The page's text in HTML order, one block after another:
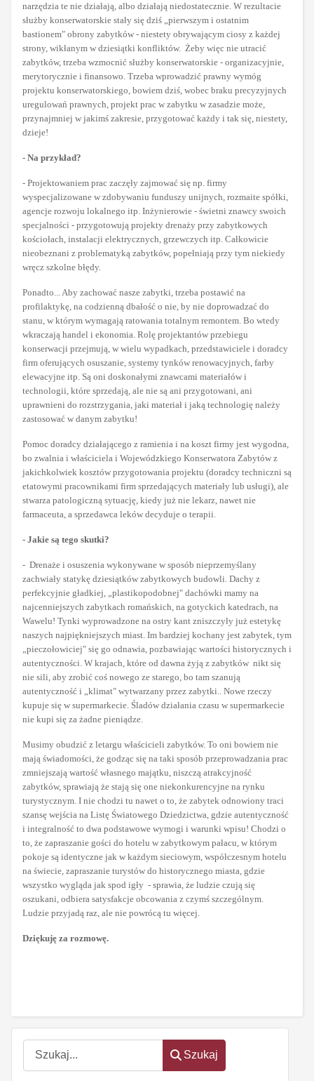
Szukaj
Szukaj
narzędzia te nie działają, albo działają niedostatecznie. W rezultacie
służby konserwatorskie stały się dziś „pierwszym i ostatnim
bastionem" obrony zabytków - niestety obrywającym ciosy z każdej
strony, wikłanym w dziesiątki konfliktów. Żeby więc nie utracić
zabytków, trzeba wzmocnić służby konserwatorskie - organizacyjnie,
merytorycznie i finansowo. Trzeba wprowadzić prawny wymóg
projektu konserwatorskiego, bowiem dziś, wobec braku precyzyjnych
uregulowań prawnych, projekt prac w zabytku w zasadzie może,
przynajmniej w jakimś zakresie, przygotować każdy i tak się, niestety,
dzieje!
- Na przykład?
- Projektowaniem prac zaczęły zajmować się np. firmy
wyspecjalizowane w zdobywaniu funduszy unijnych, rozmaite spółki,
agencje rozwoju lokalnego itp. Inżynierowie - świetni znawcy swoich
specjalności - przygotowują projekty drenaży przy zabytkowych
kościołach, instalacji elektrycznych, grzewczych itp. Całkowicie
nieobeznani z problematyką zabytków, popełniają przy tym niekiedy
wręcz szkolne błędy.
Ponadto... Aby zachować nasze zabytki, trzeba postawić na
profilaktykę, na codzienną dbałość o nie, by nie doprowadzać do
stanu, w którym wymagają ratowania totalnym remontem. Bo wtedy
wkraczają handel i ekonomia. Rolę projektantów przebiegu
konserwacji przejmują, w wielu wypadkach, przedstawiciele i doradcy
firm oferujących osuszanie, systemy tynków renowacyjnych, farby
elewacyjne itp. Są oni doskonałymi znawcami materiałów i
technologii, które sprzedają, ale nie są ani przygotowani, ani
uprawnieni do rozstrzygania, jaki materiał i jaką technologię należy
zastosować w danym zabytku!
Pomoc doradcy działającego z ramienia i na koszt firmy jest wygodna,
bo zwalnia i właściciela i Wojewódzkiego Konserwatora Zabytów z
jakichkolwiek kosztów przygotowania projektu (doradcy techniczni są
etatowymi pracownikami firm sprzedających materiały lub usługi), ale
stwarza patologiczną sytuację, kiedy już nie lekarz, nawet nie
farmaceuta, a sprzedawca leków decyduje o terapii.
- Jakie są tego skutki?
- Drenaże i osuszenia wykonywane w sposób nieprzemyślany
zachwiały statykę dziesiątków zabytkowych budowli. Dachy z
perfekcyjnie gładkiej, „plastikopodobnej" dachówki mamy na
najcenniejszych zabytkach romańskich, na gotyckich katedrach, na
Wawelu! Tynki wyprowadzone na ostry kant zniszczyły już estetykę
naszych najpiękniejszych miast. Im bardziej kochany jest zabytek, tym
„pieczołowiciej" się go odnawia, pozbawiając wartości historycznych i
autentyczności. W krajach, które od dawna żyją z zabytków nikt się
nie sili, aby zrobić coś nowego ze starego, bo tam szanują
autentyczność i „klimat" wytwarzany przez zabytki.. Nowe rzeczy
kupuje się w supermarkecie. Śladów działania czasu w supermarkecie
nie kupi się za żadne pieniądze.
Musimy obudzić z letargu właścicieli zabytków. To oni bowiem nie
mają świadomości, że godząc się na taki sposób przeprowadzania prac
zmniejszają wartość własnego majątku, niszczą atrakcyjność
zabytków, sprawiają że stają się one niekonkurencyjne na rynku
turystycznym. I nie chodzi tu nawet o to, że zabytek odnowiony traci
szansę wejścia na Listę Światowego Dziedzictwa, gdzie autentyczność
i integralność to dwa podstawowe wymogi i warunki wpisu! Chodzi o
to, że zapraszanie gości do hotelu w zabytkowym pałacu, w którym
pokoje są identyczne jak w każdym sieciowym, współczesnym hotelu
na świecie, zapraszanie turystów do historycznego miasta, gdzie
wszystko wygląda jak spod igły - sprawia, że ludzie czują się
oszukani, odbiera satysfakcje obcowania z czymś szczególnym.
Ludzie przyjadą raz, ale nie powrócą tu więcej.
Dziękuję za rozmowę.